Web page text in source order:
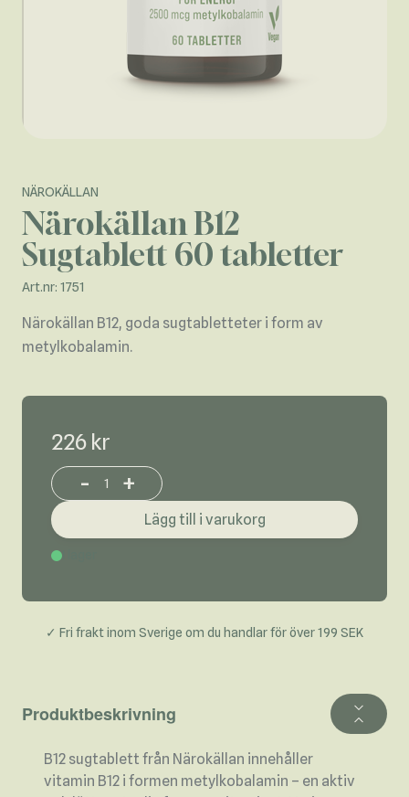
NÄROKÄLLAN
Närokällan B12
Sugtablett 60 tabletter
Art.nr: 1751
Närokällan B12, goda sugtabletteter i form av
metylkobalamin.
226 kr
Increase or decrease product quantity
- +
Lägg till i varukorg
✓ Fri frakt inom Sverige om du handlar för över 199 SEK
Produktbeskrivning
B12 sugtablett från Närokällan innehåller
vitamin B12 i formen metylkobalamin – en aktiv